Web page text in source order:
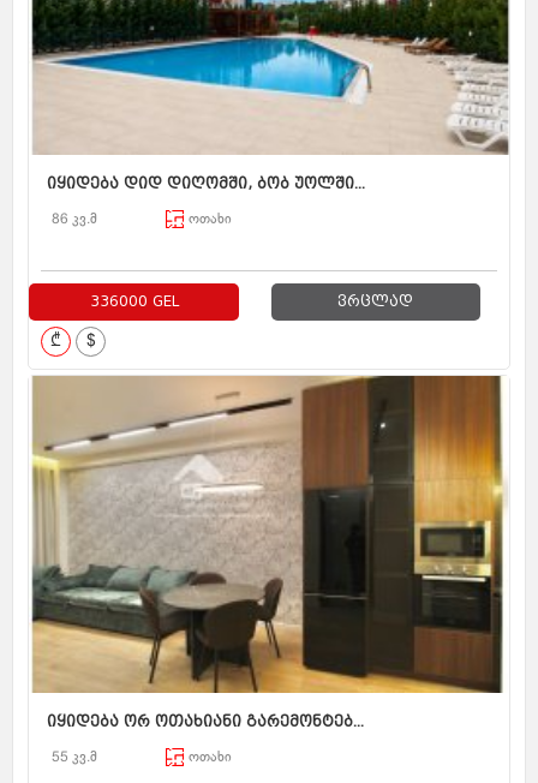
იყიდება დიდ დიღომში, ბობ უოლში...
86 კვ.მ ოთახი
336000 GEL ვრცლად
₾ $
იყიდება ორ ოთახიანი გარემონტებ...
55 კვ.მ ოთახი